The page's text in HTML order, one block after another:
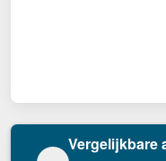
Vergelijkbare